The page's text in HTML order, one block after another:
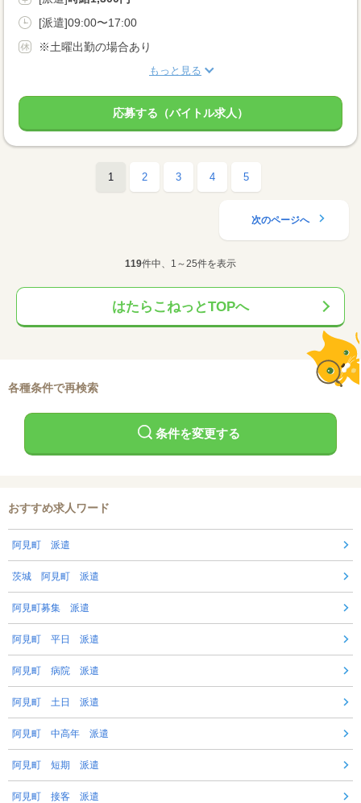
[派遣]09:00〜17:00
※土曜出勤の場合あり
もっと見る
応募する（バイトル求人）
1 2 3 4 5
次のページへ
119件中、1～25件を表示
はたらこねっとTOPへ
各種条件で再検索
条件を変更する
おすすめ求人ワード
阿見町 派遣
茨城 阿見町 派遣
阿見町募集 派遣
阿見町 平日 派遣
阿見町 病院 派遣
阿見町 土日 派遣
阿見町 中高年 派遣
阿見町 短期 派遣
阿見町 接客 派遣